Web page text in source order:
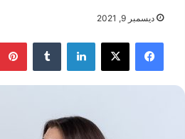
ديسمبر 9, 2021
فيسبوك X لينكدإن